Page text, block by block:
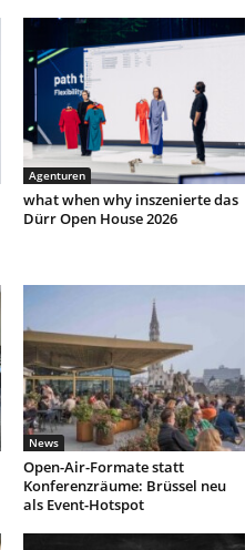
Agenturen
what when why inszenierte das
Dürr Open House 2026
News
Open-Air-Formate statt
Konferenzräume: Brüssel neu
als Event-Hotspot